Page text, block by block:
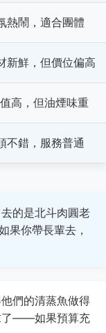
熱鬧，適合團體
新鮮，但價位偏高
高，但油煙味重
不錯，服務普通
的是北斗肉圓老
果你帶長輩去，
們的清蒸魚做得
了——如果預算充